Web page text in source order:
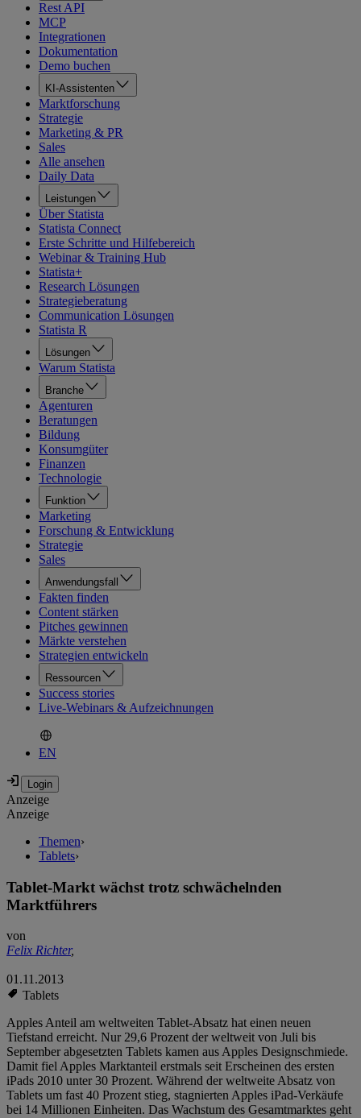
Rest API
MCP
Integrationen
Dokumentation
Demo buchen
KI-Assistenten
Marktforschung
Strategie
Marketing & PR
Sales
Alle ansehen
Daily Data
Leistungen
Über Statista
Statista Connect
Erste Schritte und Hilfebereich
Webinar & Training Hub
Statista+
Research Lösungen
Strategieberatung
Communication Lösungen
Statista R
Lösungen
Warum Statista
Branche
Agenturen
Beratungen
Bildung
Konsumgüter
Finanzen
Technologie
Funktion
Marketing
Forschung & Entwicklung
Strategie
Sales
Anwendungsfall
Fakten finden
Content stärken
Pitches gewinnen
Märkte verstehen
Strategien entwickeln
Ressourcen
Success stories
Live-Webinars & Aufzeichnungen
EN
Anzeige
Anzeige
Themen›
Tablets›
Tablet-Markt wächst trotz schwächelnden
Marktführers
von
Felix Richter,
01.11.2013
Tablets
Apples Anteil am weltweiten Tablet-Absatz hat einen neuen
Tiefstand erreicht. Nur 29,6 Prozent der weltweit von Juli bis
September abgesetzten Tablets kamen aus Apples Designschmiede.
Damit fiel Apples Marktanteil erstmals seit Erscheinen des ersten
iPads 2010 unter 30 Prozent. Während der weltweite Absatz von
Tablets um fast 40 Prozent stieg, stagnierten Apples iPad-Verkäufe
bei 14 Millionen Einheiten. Das Wachstum des Gesamtmarktes geht